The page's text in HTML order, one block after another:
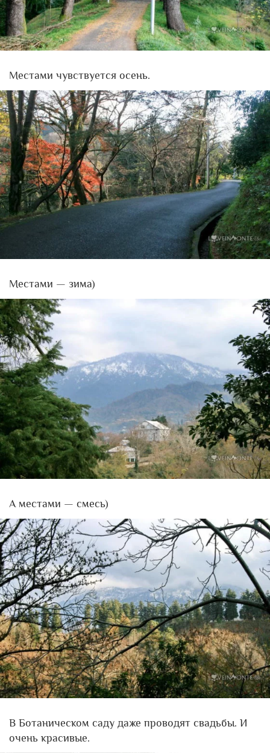
Местами чувствуется осень.
Местами — зима)
А местами — смесь)
В Ботаническом саду даже проводят свадьбы. И
очень красивые.